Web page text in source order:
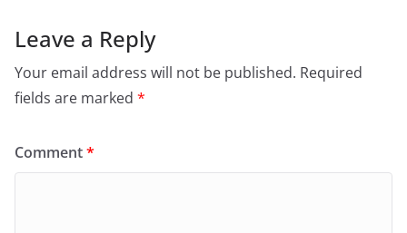
Leave a Reply
Your email address will not be published. Required
fields are marked *
Comment*